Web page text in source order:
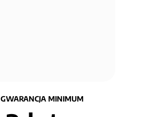
GWARANCJA MINIMUM